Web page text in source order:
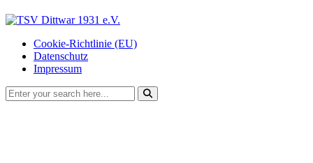
Cookie-Richtlinie (EU)
Datenschutz
Impressum